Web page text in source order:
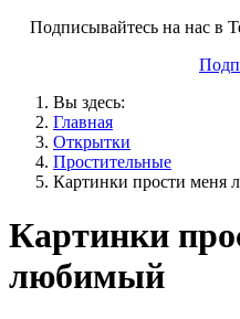
Подписывайтесь на нас в
Вы здесь:
Главная
Открытки
Простительные
Картинки прости меня
Картинки
любимый